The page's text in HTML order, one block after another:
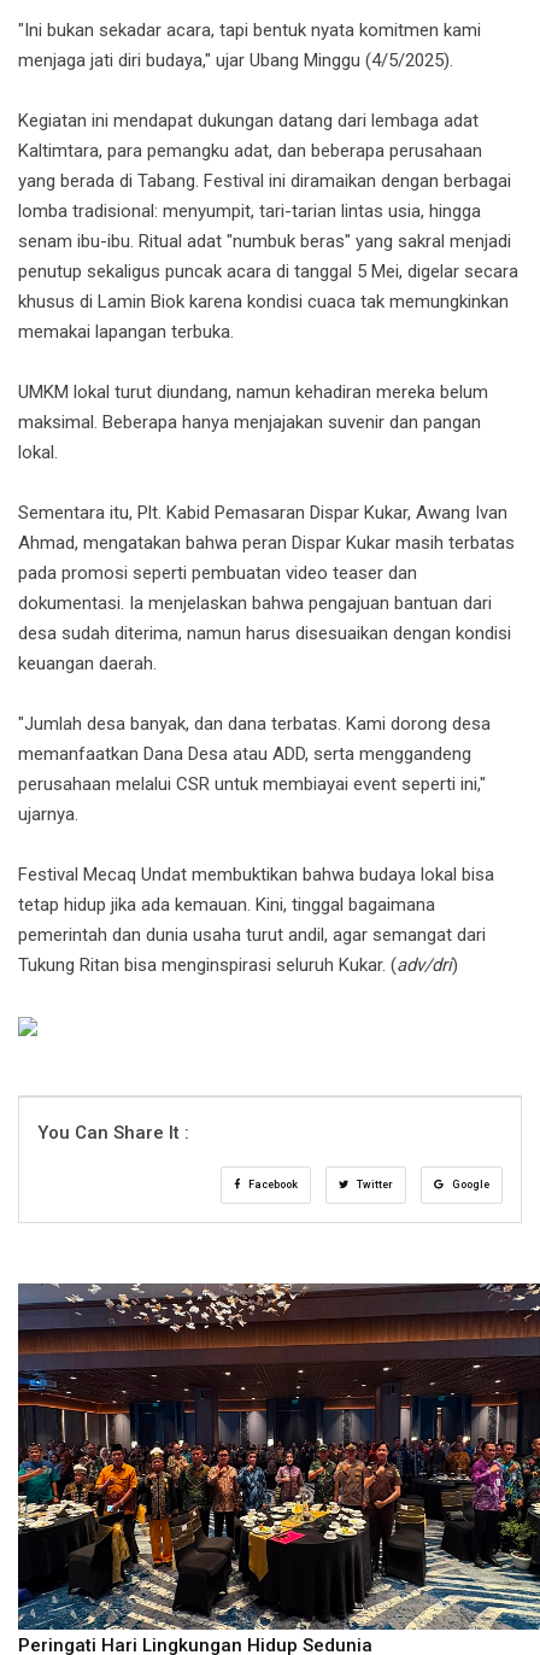
"Ini bukan sekadar acara, tapi bentuk nyata komitmen kami
menjaga jati diri budaya," ujar Ubang Minggu (4/5/2025).
Kegiatan ini mendapat dukungan datang dari lembaga adat
Kaltimtara, para pemangku adat, dan beberapa perusahaan
yang berada di Tabang. Festival ini diramaikan dengan berbagai
lomba tradisional: menyumpit, tari-tarian lintas usia, hingga
senam ibu-ibu. Ritual adat "numbuk beras" yang sakral menjadi
penutup sekaligus puncak acara di tanggal 5 Mei, digelar secara
khusus di Lamin Biok karena kondisi cuaca tak memungkinkan
memakai lapangan terbuka.
UMKM lokal turut diundang, namun kehadiran mereka belum
maksimal. Beberapa hanya menjajakan suvenir dan pangan
lokal.
Sementara itu, Plt. Kabid Pemasaran Dispar Kukar, Awang Ivan
Ahmad, mengatakan bahwa peran Dispar Kukar masih terbatas
pada promosi seperti pembuatan video teaser dan
dokumentasi. Ia menjelaskan bahwa pengajuan bantuan dari
desa sudah diterima, namun harus disesuaikan dengan kondisi
keuangan daerah.
"Jumlah desa banyak, dan dana terbatas. Kami dorong desa
memanfaatkan Dana Desa atau ADD, serta menggandeng
perusahaan melalui CSR untuk membiayai event seperti ini,"
ujarnya.
Festival Mecaq Undat membuktikan bahwa budaya lokal bisa
tetap hidup jika ada kemauan. Kini, tinggal bagaimana
pemerintah dan dunia usaha turut andil, agar semangat dari
Tukung Ritan bisa menginspirasi seluruh Kukar. (adv/dri)
You Can Share It :
Facebook Twitter Google
Peringati Hari Lingkungan Hidup Sedunia